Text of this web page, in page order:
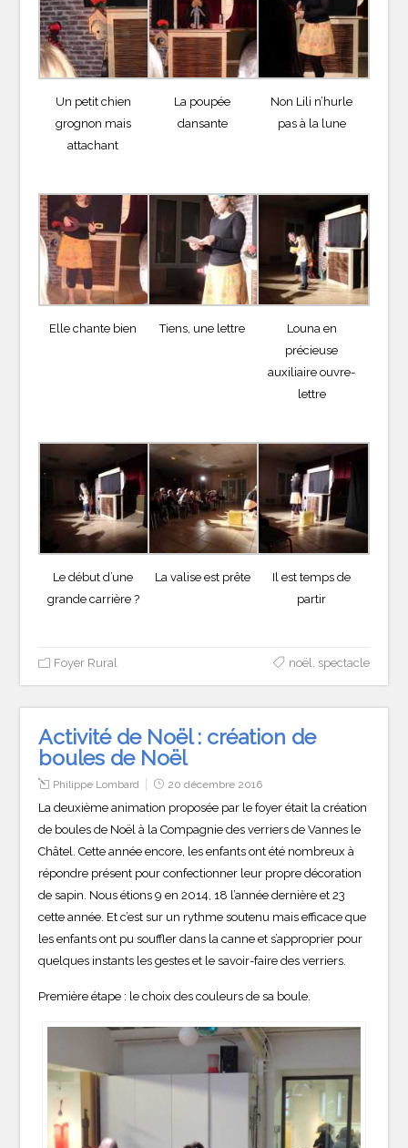
Un petit chien
grognon mais
attachant
La poupée
dansante
Non Lili n’hurle
pas à la lune
Elle chante bien Tiens, une lettre
Louna en
précieuse
auxiliaire ouvre-
lettre
Le début d’une
grande carrière ?
La valise est prête
Il est temps de
partir
Foyer Rural noël, spectacle
Activité de Noël : création de
boules de Noël
Philippe Lombard 20 décembre 2016
La deuxième animation proposée par le foyer était la création
de boules de Noël à la Compagnie des verriers de Vannes le
Châtel. Cette année encore, les enfants ont été nombreux à
répondre présent pour confectionner leur propre décoration
de sapin. Nous étions 9 en 2014, 18 l’année dernière et 23
cette année. Et c’est sur un rythme soutenu mais efficace que
les enfants ont pu souffler dans la canne et s’approprier pour
quelques instants les gestes et le savoir-faire des verriers.
Première étape : le choix des couleurs de sa boule.